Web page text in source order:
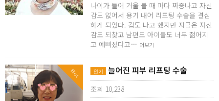
나이가 들어 거울 볼 때 마다 짜증나고 자신
감도 없어서 용기 내어 리프팅 수술을 결심
하게 되었다. 겁도 나고 했지만 지금은 자신
감도 되찾고 남편도 아이들도 너무 젊어지
고 예뻐졌다고… 더보기
Hot 인기 늘어진 피부 리프팅 수술
조회 10,238